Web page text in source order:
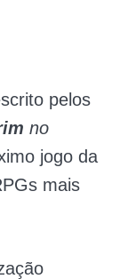
pelos
no
jogo da
mais